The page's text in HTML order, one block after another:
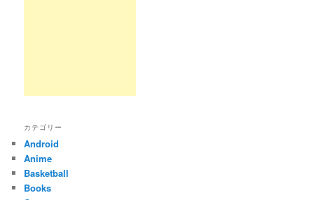
カテゴリー
Android
Anime
Basketball
Books